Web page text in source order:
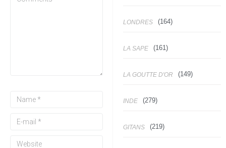
LONDRES (164)
LA SAPE (161)
LA GOUTTE D'OR (149)
INDE (279)
GITANS (219)